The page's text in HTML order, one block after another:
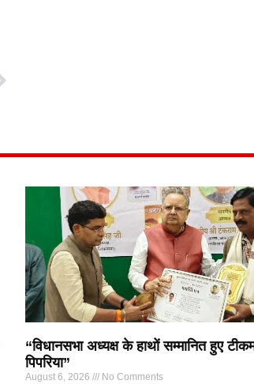
“विधानसभा अध्यक्ष के हाथों सम्मानित हुए
पिपरिया”
August 6, 2026 No Comments